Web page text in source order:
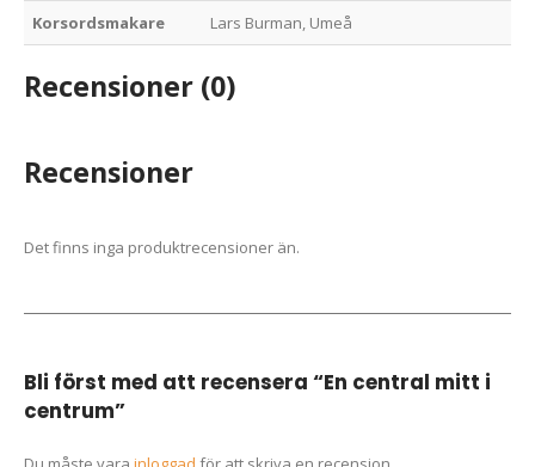
Korsordsmakare Lars Burman, Umeå
Recensioner (0)
Recensioner
Det finns inga produktrecensioner än.
Bli först med att recensera “En central mitt i
centrum”